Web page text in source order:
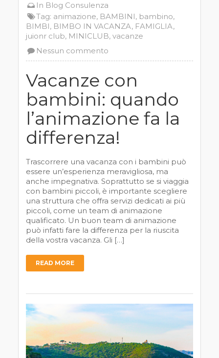
In Blog Consulenza
Tag: animazione, BAMBINI, bambino,
BIMBI, BIMBO IN VACANZA, FAMIGLIA,
juionr club, MINICLUB,vacanze
Nessun commento
Vacanze con
bambini: quando
l’animazione fa la
differenza!
Trascorrere una vacanza con i bambini può
essere un’esperienza meravigliosa, ma
anche impegnativa. Soprattutto se si viaggia
con bambini piccoli, è importante scegliere
una struttura che offra servizi dedicati ai più
piccoli, come un team di animazione
qualificato. Un buon team di animazione
può infatti fare la differenza per la riuscita
della vostra vacanza. Gli […]
READ MORE